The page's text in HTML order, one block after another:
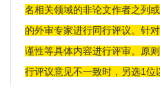
名相关领域的非论文作者之列
的外审专家进行同行评议。针
谨性等具体内容进行评审。原
行评议意见不一致时，另选1位